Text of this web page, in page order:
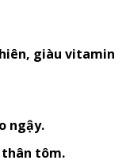
giàu vitamin
ngậy.
thân tôm.